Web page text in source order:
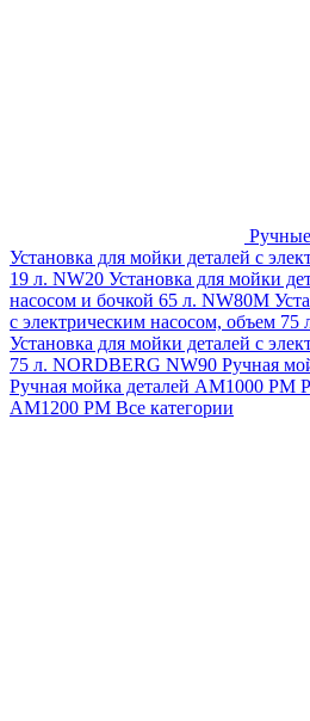
Установка для мойки деталей с
19 л. NW20 Установка для мойки
насосом и бочкой 65 л. NW80M
с электрическим насосом, объем
Установка для мойки деталей с
75 л. NORDBERG NW90 Ручная
Ручная мойка деталей АМ1000 РМ
АМ1200 РМ Все категории